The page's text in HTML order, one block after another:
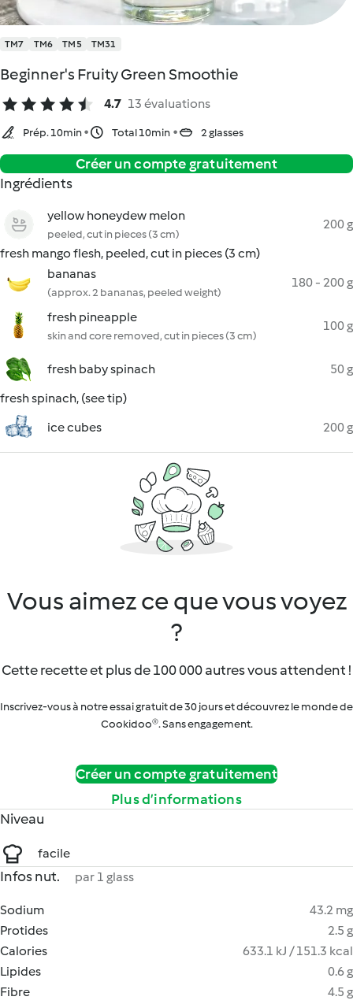
TM7 TM6 TM5 TM31
Beginner's Fruity Green Smoothie
4.7 13 évaluations
Prép. 10min Total 10min 2 glasses
Créer un compte gratuitement
Ingrédients
yellow honeydew melon
peeled, cut in pieces (3 cm)
200 g
fresh mango flesh, peeled, cut in pieces (3 cm)
bananas
(approx. 2 bananas, peeled weight)
180 - 200 g
fresh pineapple
skin and core removed, cut in pieces (3 cm)
100 g
fresh baby spinach
50 g
fresh spinach, (see tip)
ice cubes
200 g
Vous aimez ce que vous voyez
?
Cette recette et plus de 100 000 autres vous attendent !
Inscrivez-vous à notre essai gratuit de 30 jours et découvrez le monde de
Cookidoo®. Sans engagement.
Créer un compte gratuitement
Plus d’informations
Niveau
facile
Infos nut. par 1 glass
Sodium
43.2 mg
Protides
2.5 g
Calories
633.1 kJ / 151.3 kcal
Lipides
0.6 g
Fibre
4.5 g